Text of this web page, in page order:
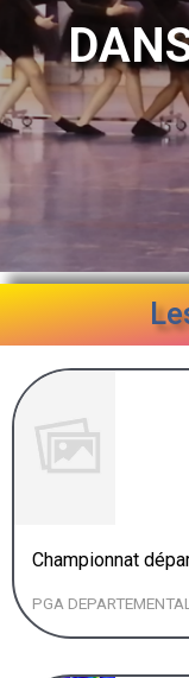
Championnat
PGA